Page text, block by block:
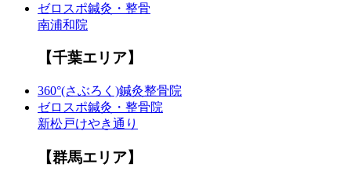
ゼロスポ鍼灸・整骨
南浦和院
【千葉エリア】
360°(さぶろく)鍼灸整骨院
ゼロスポ鍼灸・整骨院
新松戸けやき通り
【群馬エリア】